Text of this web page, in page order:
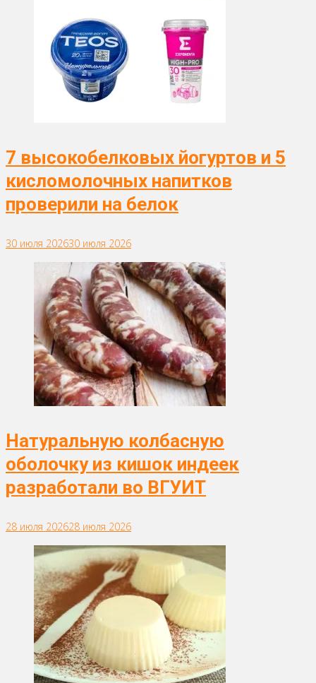
7 высокобелковых йогуртов и 5
кисломолочных напитков
проверили на белок
30 июля 202630 июля 2026
Натуральную колбасную
оболочку из кишок индеек
разработали во ВГУИТ
28 июля 202628 июля 2026